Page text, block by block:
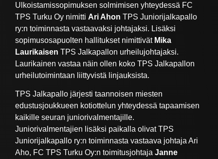
Ulkoistamissopimuksen solmimisen yhteydessä FC
TPS Turku Oy nimitti Ari Ahon TPS Juniorijalkapallo
ry:n toiminnasta vastaavaksi johtajaksi. Lisäksi
sopimusosapuolten hallitukset nimittivät Mika
Laurikaisen TPS Jalkapallon urheilujohtajaksi.
Laurikainen vastaa näin ollen koko TPS Jalkapallon
urheilutoimintaan liittyvistä linjauksista.
TPS Jalkapallo järjesti taannoisen miesten
edustusjoukkueen kotiottelun yhteydessä tapaamisen
kaikille seuran juniorivalmentajille.
Juniorivalmentajien lisäksi paikalla olivat TPS
Juniorijalkapallo ry:n toiminnasta vastaava johtaja Ari
Aho, FC TPS Turku Oy:n toimitusjohtajaJanne